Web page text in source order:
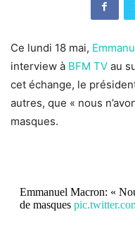
Ce lundi 18 mai,
interview à BFM TV au
cet échange, le
autres, que « nous
masques.
Emmanuel Macron: «
de masques